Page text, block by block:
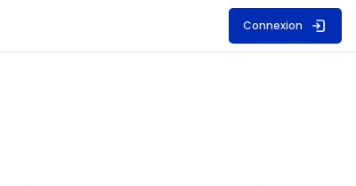
Connexion